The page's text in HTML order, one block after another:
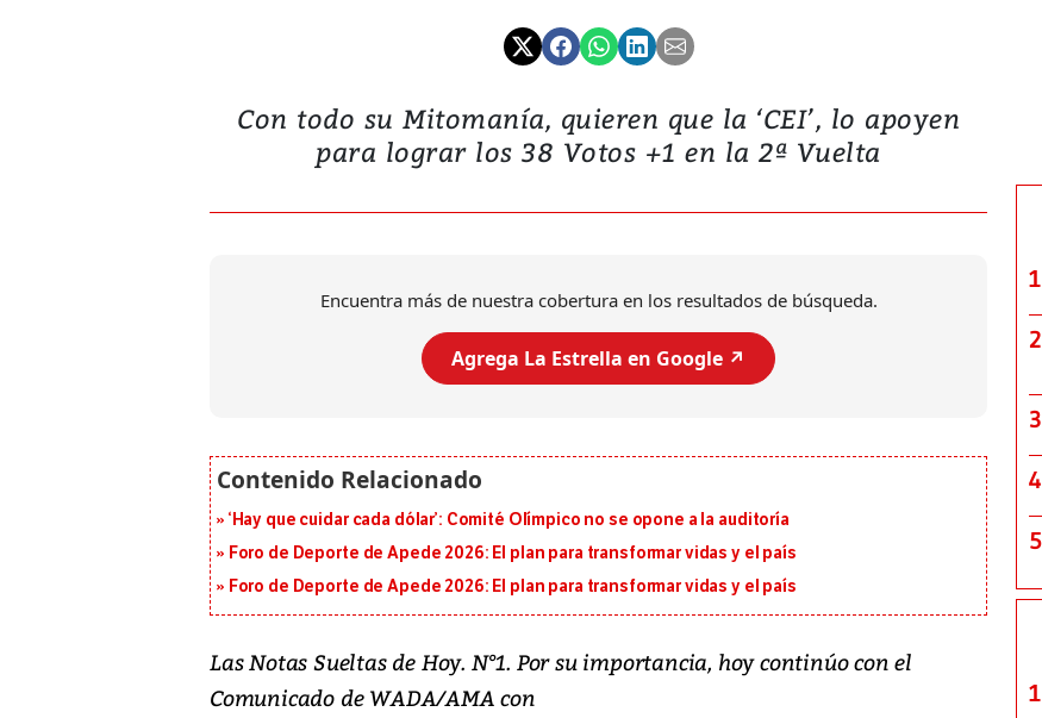
Con todo su Mitomanía, quieren que la ‘CEI’, lo apoyen
para lograr los 38 Votos +1 en la 2ª Vuelta
Encuentra más de nuestra cobertura en los resultados de búsqueda.
Agrega La Estrella en Google ↗️
‘Hay que cuidar cada dólar’: Comité Olímpico no se opone a la auditoría
Foro de Deporte de Apede 2026: El plan para transformar vidas y el país
Foro de Deporte de Apede 2026: El plan para transformar vidas y el país
Las Notas Sueltas de Hoy. N°1. Por su importancia, hoy continúo con el
Comunicado de WADA/AMA con
1
2
3
4
5
1